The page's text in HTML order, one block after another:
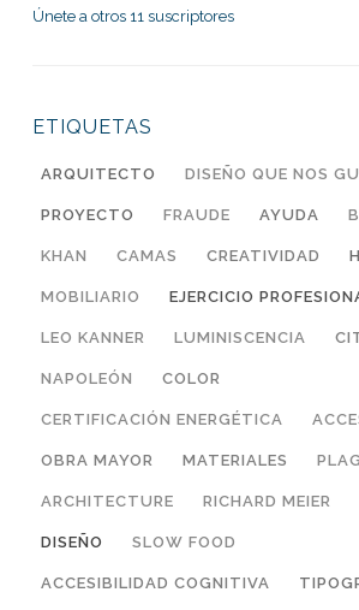
Únete a otros 11 suscriptores
ETIQUETAS
ARQUITECTO DISEÑO QUE NOS
PROYECTO FRAUDE AYUDA
KHAN CAMAS CREATIVIDAD
MOBILIARIO EJERCICIO
LEO KANNER LUMINISCENCIA
NAPOLEÓN COLOR
CERTIFICACIÓN ENERGÉTICA
OBRA MAYOR MATERIALES
ARCHITECTURE RICHARD MEIER
DISEÑO SLOW FOOD
ACCESIBILIDAD COGNITIVA